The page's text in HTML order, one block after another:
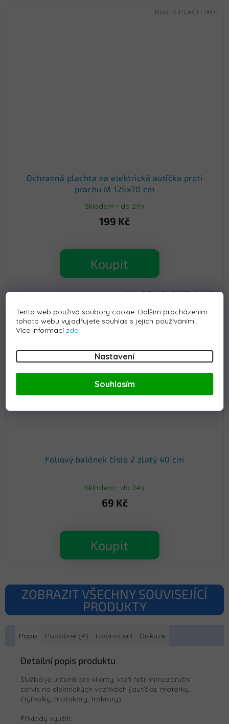
Tento web používá soubory cookie. Dalším procházením
tohoto webu vyjadřujete souhlas s jejich používáním..
Více informací zde
Nastavení
Souhlasím
Ochranná plachta na elektrická autíčka proti
prachu M 125x70 cm
Skladem - do 24h
199 Kč
Koupit
Kód: S-PLACHTA01
Foliový balónek číslo 2 zlatý 40 cm
Skladem - do 24h
69 Kč
Koupit
Kód:S-BALONEK2ZLO40CM
ZOBRAZIT VŠECHNY SOUVISEJÍCÍ
PRODUKTY
Popis Podobné (4) Hodnocení Diskuze
Detailní popis produktu
Služba je určená pro klienty, kteří řeší mimozáruční
servis na elektrických vozítkách (autíčka, motorky,
čtyřkolky, motokáry, traktory).
Příklady využití: